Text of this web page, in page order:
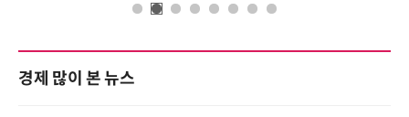
경제 많이 본 뉴스